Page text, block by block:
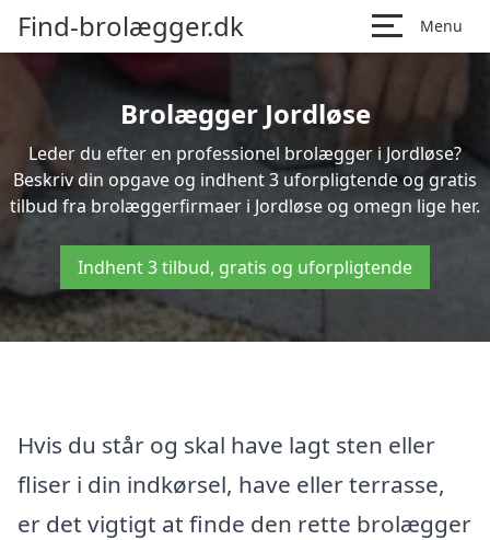
Find-brolægger.dk Menu
Brolægger Jordløse
Leder du efter en professionel brolægger i Jordløse?
Beskriv din opgave og indhent 3 uforpligtende og gratis
tilbud fra brolæggerfirmaer i Jordløse og omegn lige her.
Indhent 3 tilbud, gratis og uforpligtende
Hvis du står og skal have lagt sten eller
fliser i din indkørsel, have eller terrasse,
er det vigtigt at finde den rette brolægger